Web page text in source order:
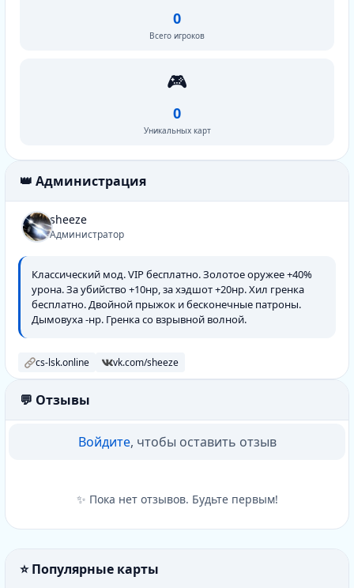
0
Всего игроков
🎮
0
Уникальных карт
👑 Администрация
sheeze
Администратор
Классический мод. VIP бесплатно. Золотое оружее +40%
урона. За убийство +10нр, за хэдшот +20нр. Хил гренка
бесплатно. Двойной прыжок и бесконечные патроны.
Дымовуха -нр. Гренка со взрывной волной.
cs-lsk.online vk.com/sheeze
💬 Отзывы
Войдите, чтобы оставить отзыв
✨ Пока нет отзывов. Будьте первым!
⭐ Популярные карты